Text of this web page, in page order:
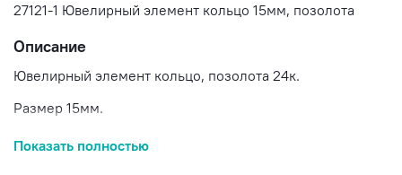
27121-1 Ювелирный элемент кольцо 15мм, позолота
Описание
Ювелирный элемент кольцо, позолота 24к.
Размер 15мм.
Цена за 1шт.
Показать полностью